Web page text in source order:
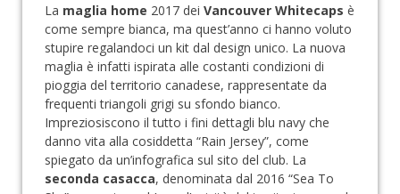
La maglia home 2017 dei Vancouver Whitecaps è
come sempre bianca, ma quest’anno ci hanno voluto
stupire regalandoci un kit dal design unico. La nuova
maglia è infatti ispirata alle costanti condizioni di
pioggia del territorio canadese, rappresentate da
frequenti triangoli grigi su sfondo bianco.
Impreziosiscono il tutto i fini dettagli blu navy che
danno vita alla cosiddetta “Rain Jersey”, come
spiegato da un’infografica sul sito del club. La
seconda casacca, denominata dal 2016 “Sea To